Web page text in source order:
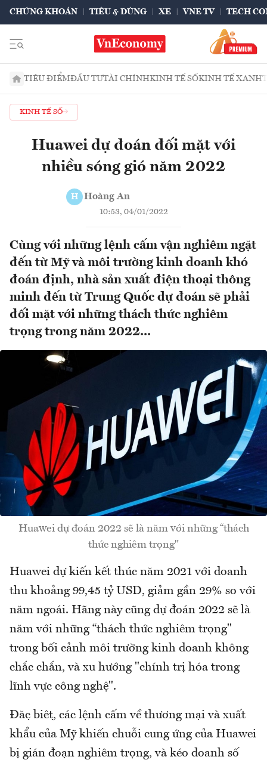
CHỨNG KHOÁN TIÊU & DÙNG XE VNE TV TECH
TIÊU ĐIỂMĐẦU TƯTÀI CHÍNHKINH TẾ SỐKINH TẾ XANH
KINH TẾ SỐ
Huawei dự đoán đối mặt với
nhiều sóng gió năm 2022
H Hoàng An
10:53, 04/01/2022
Cùng với những lệnh cấm vận nghiêm ngặt
đến từ Mỹ và môi trường kinh doanh khó
đoán định, nhà sản xuất điện thoại thông
minh đến từ Trung Quốc dự đoán sẽ phải
đối mặt với những thách thức nghiêm
trọng trong năm 2022...
Huawei dự đoán 2022 sẽ là năm với những “thách
thức nghiêm trọng"
Huawei dự kiến ​​kết thúc năm 2021 với doanh
thu khoảng 99,45 tỷ USD, giảm gần 29% so với
năm ngoái. Hãng này cũng dự đoán 2022 sẽ là
năm với những “thách thức nghiêm trọng"
trong bối cảnh môi trường kinh doanh không
chắc chắn, và xu hướng "chính trị hóa trong
lĩnh vực công nghệ".
Đặc biệt, các lệnh cấm về thương mại và xuất
khẩu của Mỹ khiến chuỗi cung ứng của Huawei
bị gián đoạn nghiêm trọng, và kéo doanh số